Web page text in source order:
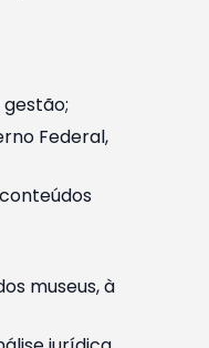
Federal,
museus, à